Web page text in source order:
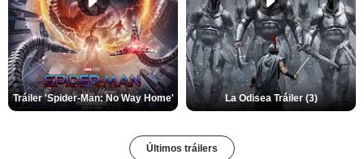
Tráiler 'Spider-Man: No Way Home' La Odisea Tráiler (3)
Últimos tráilers